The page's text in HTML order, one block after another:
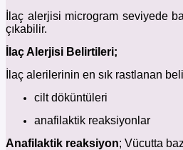
İlaç alerjisi microgram seviyede
çıkabilir.
İlaç Alerjisi Belirtileri;
İlaç alerilerinin en sık rastlanan
cilt döküntüleri
anafilaktik reaksiyonlar
Anafilaktik reaksiyon; Vücutta